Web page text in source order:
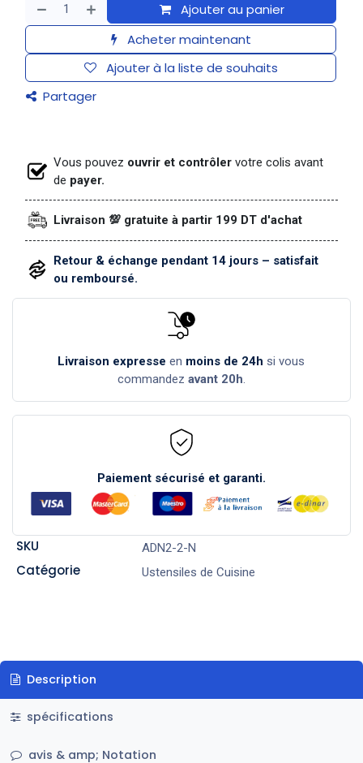
Ajouter au panier
Acheter maintenant
Ajouter à la liste de souhaits
Partager
Vous pouvez ouvrir et contrôler votre colis avant
de payer.
Livraison 💯 gratuite à partir 199 DT d'achat
Retour & échange pendant 14 jours – satisfait
ou remboursé.
Livraison expresse en moins de 24h si vous
commandez avant 20h.
Paiement sécurisé et garanti.
SKU ADN2-2-N
Catégorie Ustensiles de Cuisine
Description
spécifications
avis & amp; Notation